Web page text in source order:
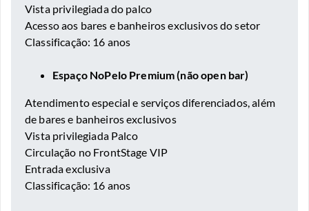
Vista privilegiada do palco
Acesso aos bares e banheiros exclusivos do setor
Classificação: 16 anos
Espaço NoPelo Premium (não open bar)
⁠Atendimento especial e serviços diferenciados, além
de bares e banheiros exclusivos
⁠Vista privilegiada Palco
Circulação no FrontStage VIP
⁠Entrada exclusiva
Classificação: 16 anos